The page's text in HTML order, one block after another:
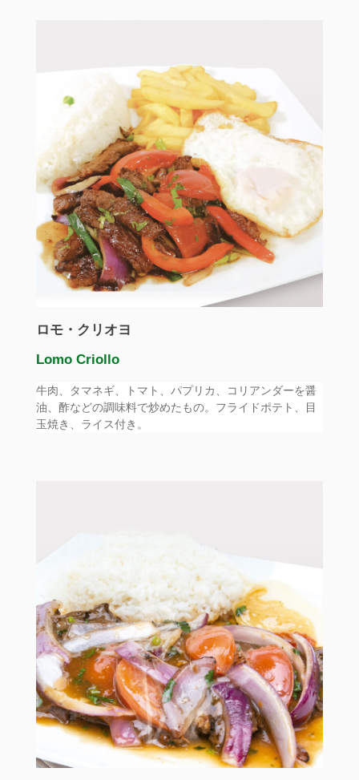
ロモ・クリオヨ
Lomo Criollo
牛肉、タマネギ、トマト、パプリカ、コリアンダーを醤
油、酢などの調味料で炒めたもの。フライドポテト、目
玉焼き、ライス付き。